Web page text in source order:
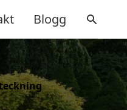
Blogg